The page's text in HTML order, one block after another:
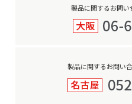
製品に関するお問い
製品に関するお問い